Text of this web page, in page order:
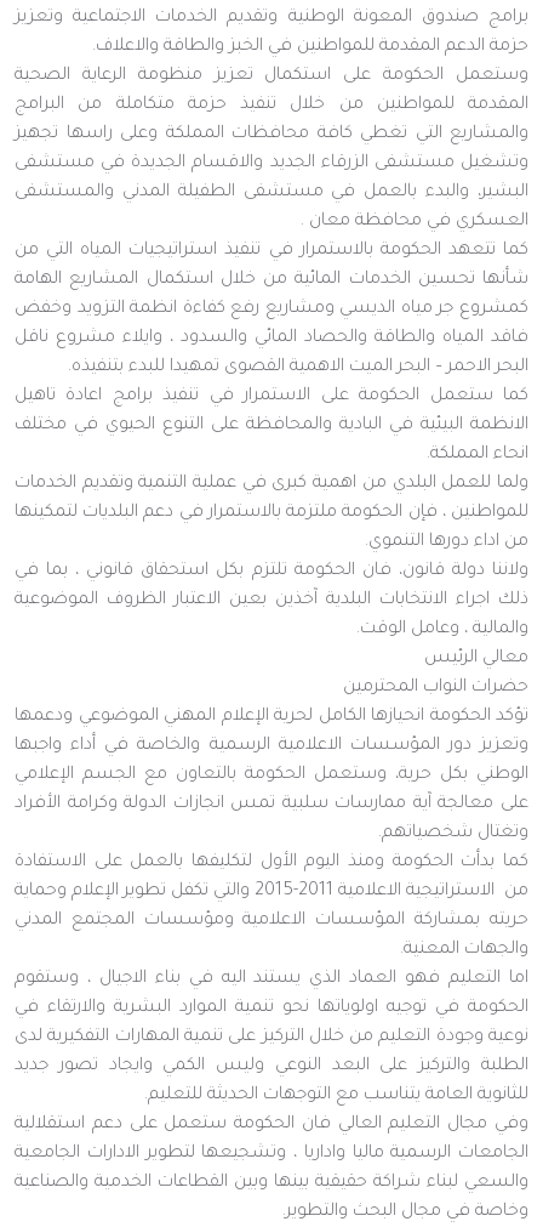
برامج صندوق المعونة الوطنية وتقديم الخدمات الاجتماعية وتعزيز
حزمة الدعم المقدمة للمواطنين في الخبز والطاقة والاعلاف.
وستعمل الحكومة على استكمال تعزيز منظومة الرعاية الصحية
المقدمة للمواطنين من خلال تنفيذ حزمة متكاملة من البرامج
والمشاريع التي تغطي كافة محافظات المملكة وعلى راسها تجهيز
وتشغيل مستشفى الزرقاء الجديد والاقسام الجديدة في مستشفى
البشير، والبدء بالعمل في مستشفى الطفيلة المدني والمستشفى
العسكري في محافظة معان .
كما تتعهد الحكومة بالاستمرار في تنفيذ استراتيجيات المياه التي من
شأنها تحسين الخدمات المائية من خلال استكمال المشاريع الهامة
كمشروع جر مياه الديسي ومشاريع رفع كفاءة انظمة التزويد وخفض
فاقد المياه والطاقة والحصاد المائي والسدود ، وايلاء مشروع ناقل
البحر الاحمر – البحر الميت الاهمية القصوى تمهيدا للبدء بتنفيذه.
كما ستعمل الحكومة على الاستمرار في تنفيذ برامج اعادة تاهيل
الانظمة البيئية في البادية والمحافظة على التنوع الحيوي في مختلف
انحاء المملكة.
ولما للعمل البلدي من اهمية كبرى في عملية التنمية وتقديم الخدمات
للمواطنين ، فإن الحكومة ملتزمة بالاستمرار في دعم البلديات لتمكينها
من اداء دورها التنموي.
ولاننا دولة قانون، فان الحكومة تلتزم بكل استحقاق قانوني ، بما في
ذلك اجراء الانتخابات البلدية آخذين بعين الاعتبار الظروف الموضوعية
والمالية ، وعامل الوقت.
معالي الرئيس
حضرات النواب المحترمين
تؤكد الحكومة انحيازها الكامل لحرية الإعلام المهني الموضوعي ودعمها
وتعزيز دور المؤسسات الاعلامية الرسمية والخاصة في أداء واجبها
الوطني بكل حرية، وستعمل الحكومة بالتعاون مع الجسم الإعلامي
على معالجة آية ممارسات سلبية تمس انجازات الدولة وكرامة الأفراد
وتغتال شخصياتهم.
كما بدأت الحكومة ومنذ اليوم الأول لتكليفها بالعمل على الاستفادة
من الاستراتيجية الاعلامية 2011-2015 والتي تكفل تطوير الإعلام وحماية
حريته بمشاركة المؤسسات الاعلامية ومؤسسات المجتمع المدني
والجهات المعنية.
اما التعليم فهو العماد الذي يستند اليه في بناء الاجيال ، وستقوم
الحكومة في توجيه اولوياتها نحو تنمية الموارد البشرية والارتقاء في
نوعية وجودة التعليم من خلال التركيز على تنمية المهارات التفكيرية لدى
الطلبة والتركيز على البعد النوعي وليس الكمي وايجاد تصور جديد
للثانوية العامة يتناسب مع التوجهات الحديثة للتعليم.
وفي مجال التعليم العالي فان الحكومة ستعمل على دعم استقلالية
الجامعات الرسمية ماليا واداريا ، وتشجيعها لتطوير الادارات الجامعية
والسعي لبناء شراكة حقيقية بينها وبين القطاعات الخدمية والصناعية
وخاصة في مجال البحث والتطوير.